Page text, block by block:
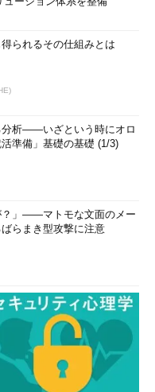
られるその仕組みとは
分析――いざという時にオロ
準備」基礎の基礎 (1/3)
？」――マトモな文面のメー
らまき型攻撃に注意